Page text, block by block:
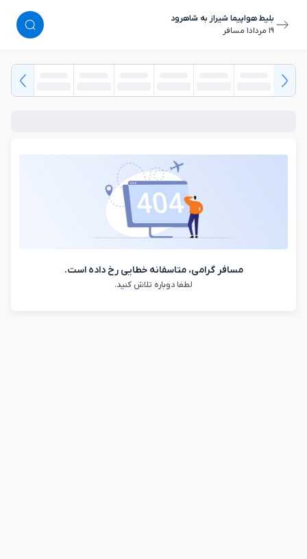
بلیط هواپیما شیراز به شاهرود
١٩ مرداد
١ مسافر
مسافر گرامی، متاسفانه خطایی رخ داده است.
لطفا دوباره تلاش کنید.